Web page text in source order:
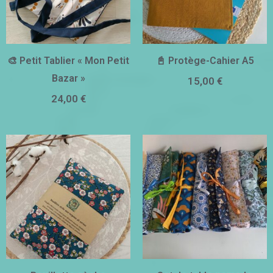
🎨 Petit Tablier « Mon Petit
Bazar »
24,00 €
📓 Protège-Cahier A5
15,00 €